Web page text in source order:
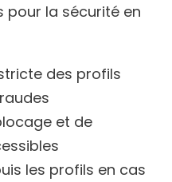
la sécurité en
des profils
et de
les profils en cas